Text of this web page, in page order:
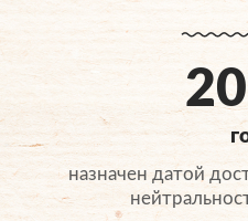
назначен датой